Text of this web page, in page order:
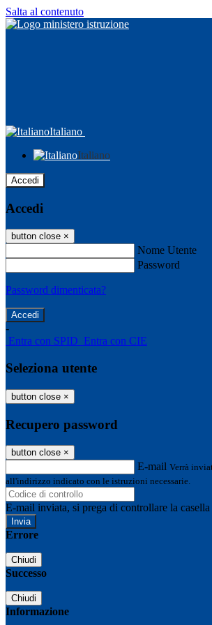
Salta al contenuto
Italiano
Italiano
Accedi
Accedi
button close ×
Nome Utente
Password
Password dimenticata?
-
Entra con SPID Entra con CIE
Seleziona utente
button close ×
Recupero password
button close ×
E-mail Verrà
all'indirizzo indicato con le istruzioni necessarie.
E-mail inviata, si prega di controllare la
Errore
Chiudi
Successo
Chiudi
Informazione